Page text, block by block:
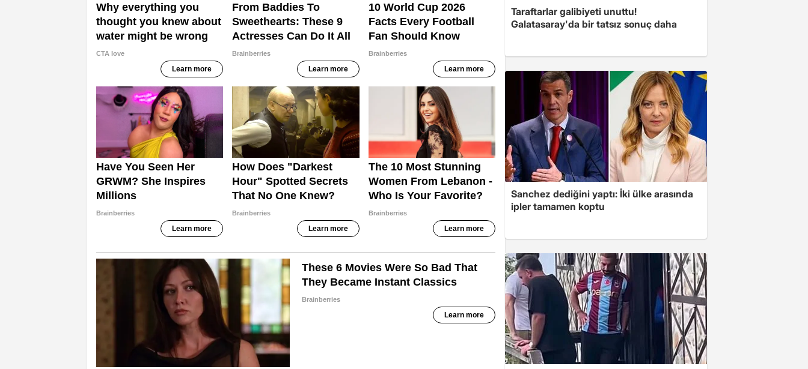
Taraftarlar galibiyeti unuttu!
Galatasaray'da bir tatsız sonuç daha
Sanchez dediğini yaptı: İki ülke arasında
ipler tamamen koptu